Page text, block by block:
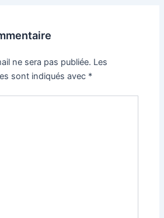
ne sera pas publiée. Les
sont indiqués avec *